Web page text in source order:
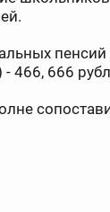
пенсий
466, 666